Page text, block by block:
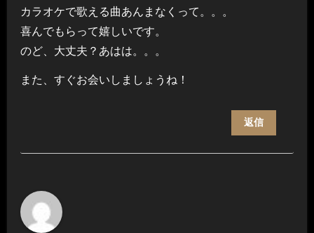
カラオケで歌える曲あんまなくって。。。
喜んでもらって嬉しいです。
のど、大丈夫？あはは。。。
また、すぐお会いしましょうね！
返信